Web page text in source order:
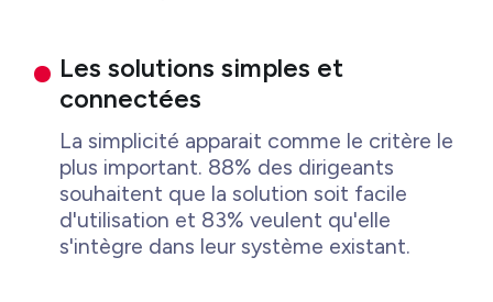
Les solutions simples et
connectées
La simplicité apparait comme le critère le
plus important. 88% des dirigeants
souhaitent que la solution soit facile
d'utilisation et 83% veulent qu'elle
s'intègre dans leur système existant.